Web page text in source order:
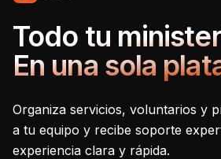
Tecnoiglesia
Todo tu
En una sola
Organiza servicios, voluntarios y
a tu equipo y recibe soporte
experiencia clara y rápida.